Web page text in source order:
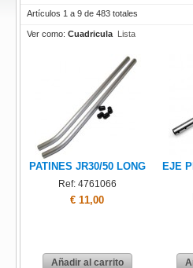
Artículos 1 a 9 de 483 totales
Ver como: Cuadricula Lista
PATINES JR30/50 LONG
Ref: 4761066
€ 11,00
Añadir al carrito
EJE